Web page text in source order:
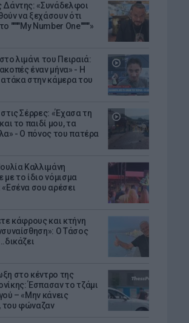
Δάντης: «Συνάδελφοι
να ξεχάσουν ότι
""""My Number One""""»
λιμάνι του Πειραιά:
έναν μήνα» - Η
ατάκα στην κάμερα του
Σέρρες: «Έχασα τη
το παιδί μου, τα
- Ο πόνος του πατέρα
Καλλιμάνη
το ίδιο νόμισμα
σου αρέσει
κάφρους και κτήνη
Ο Τάσος
στο κέντρο της
Έσπασαν το τζάμι
– «Μην κάνεις
του φώναζαν